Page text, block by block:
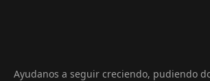
Ayudanos a seguir creciendo, pudiendo